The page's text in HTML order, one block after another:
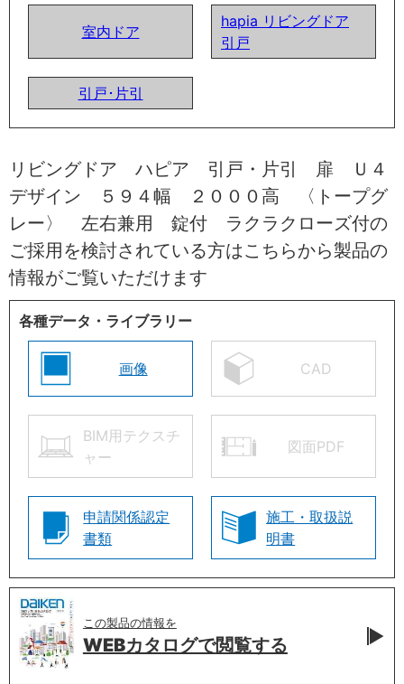
室内ドア
hapia リビングドア
引戸
引戸･片引
リビングドア ハピア 引戸・片引 扉 Ｕ４
デザイン ５９４幅 ２０００高 〈トープグ
レー〉 左右兼用 錠付 ラクラクローズ付の
ご採用を検討されている方はこちらから製品の
情報がご覧いただけます
各種データ・ライブラリー
画像 CAD
BIM用テクスチ
ャー
図面PDF
申請関係認定
書類
施工・取扱説
明書
この製品の情報を
WEBカタログで閲覧する